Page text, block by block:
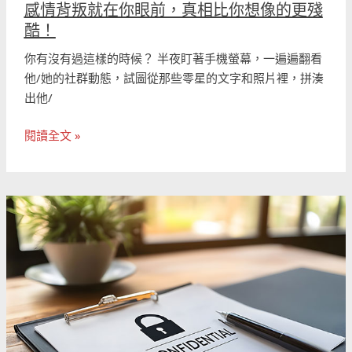
感情背叛就在你眼前，真相比你想像的更殘
酷！
你有沒有過這樣的時候？ 半夜盯著手機螢幕，一遍遍翻看
他/她的社群動態，試圖從那些零星的文字和照片裡，拼湊
出他/
的
更
殘
酷！
閱讀全文 »
婚
前
徵
信
的
法
律
和